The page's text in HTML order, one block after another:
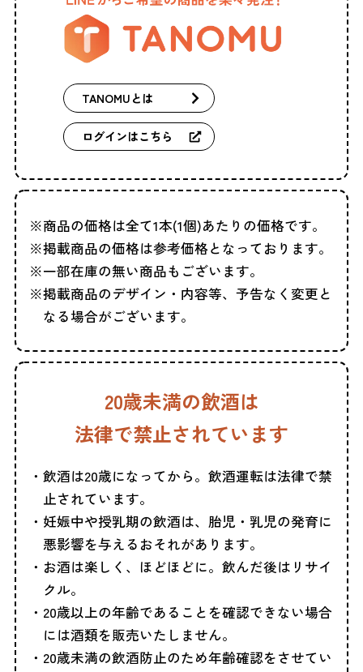
TANOMUとは
ログインはこちら
商品の価格は全て1本(1個)あたりの価格です。
掲載商品の価格は参考価格となっております。
一部在庫の無い商品もございます。
掲載商品のデザイン・内容等、予告なく変更と
なる場合がございます。
20歳未満の飲酒は
法律で禁止されています
飲酒は20歳になってから。飲酒運転は法律で禁
止されています。
妊娠中や授乳期の飲酒は、胎児・乳児の発育に
悪影響を与えるおそれがあります。
お酒は楽しく、ほどほどに。飲んだ後はリサイ
クル。
20歳以上の年齢であることを確認できない場合
には酒類を販売いたしません。
20歳未満の飲酒防止のため年齢確認をさせてい